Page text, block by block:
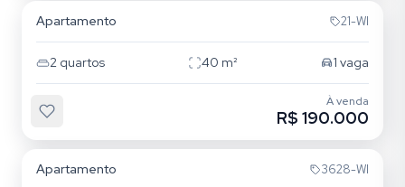
Apartamento 21-WI
2 quartos 40 m² 1 vaga
À venda
R$ 190.000
Apartamento 3628-WI